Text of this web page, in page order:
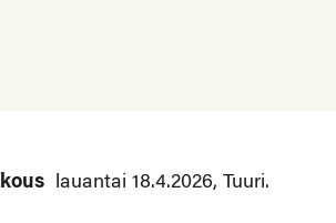
lauantai 18.4.2026, Tuuri.